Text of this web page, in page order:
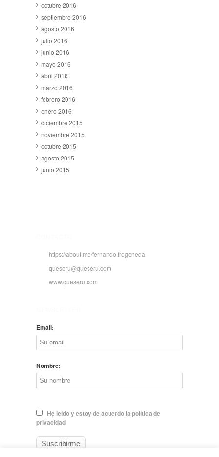
octubre 2016
septiembre 2016
agosto 2016
julio 2016
junio 2016
mayo 2016
abril 2016
marzo 2016
febrero 2016
enero 2016
diciembre 2015
noviembre 2015
octubre 2015
agosto 2015
junio 2015
https://about.me/fernando.fregeneda
queseru@queseru.com
www.queseru.com
Email:
Nombre:
He leído y estoy de acuerdo la política de
privacidad